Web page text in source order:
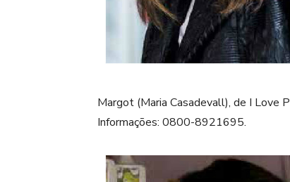
Margot (Maria Casadevall), de I Love
Informações: 0800-8921695.